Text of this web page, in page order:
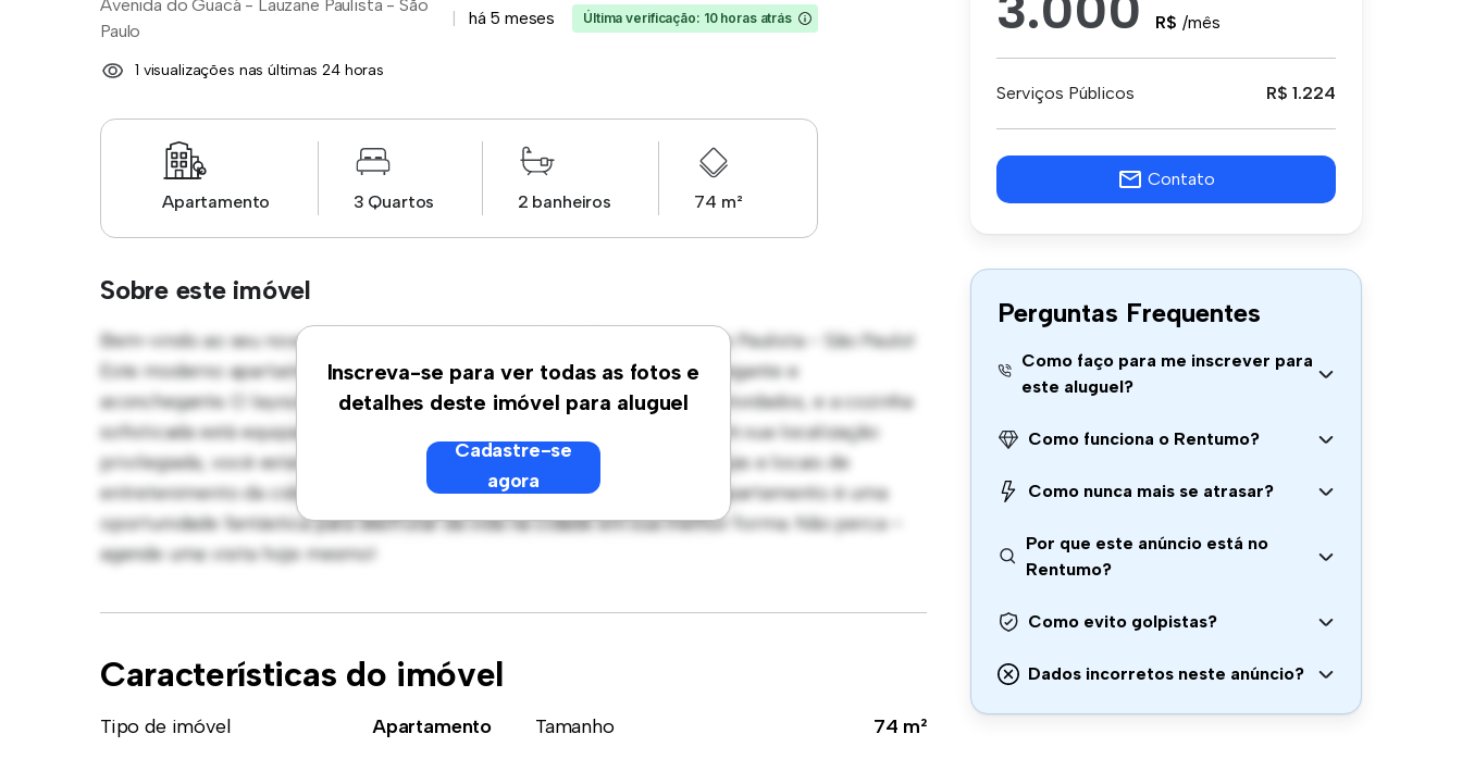
Avenida do Guacá - Lauzane Paulista - São
Paulo
há 5 meses Última verificação: 10 horas atrás
1 visualizações nas últimas 24 horas
Apartamento 3 Quartos 2 banheiros 74 m²
Sobre este imóvel
Inscreva-se para ver todas as fotos e
detalhes deste imóvel para aluguel
Cadastre-se
agora
Bem-vindo ao seu novo refúgio urbano em Avenida do Guacá - Lauzane Paulista - São Paulo!
Este moderno apartamento de 3 quartos oferece um espaço de vida elegante e
aconchegante. O layout em conceito aberto é perfeito para receber convidados, e a cozinha
sofisticada está equipada com eletrodomésticos de última geração. Com sua localização
privilegiada, você estará a poucos passos dos melhores restaurantes, lojas e locais de
entretenimento da cidade. Com um preço acessível de R$ 3.000, este apartamento é uma
oportunidade fantástica para desfrutar da vida na cidade em sua melhor forma. Não perca –
agende uma visita hoje mesmo!
Características do imóvel
Tipo de imóvel Apartamento Tamanho
74 m²
R$ /mês
Serviços Públicos R$ 1.224
Contato
Perguntas Frequentes
Como faço para me inscrever para
este aluguel?
Como funciona o Rentumo?
Como nunca mais se atrasar?
Por que este anúncio está no
Rentumo?
Como evito golpistas?
Dados incorretos neste anúncio?